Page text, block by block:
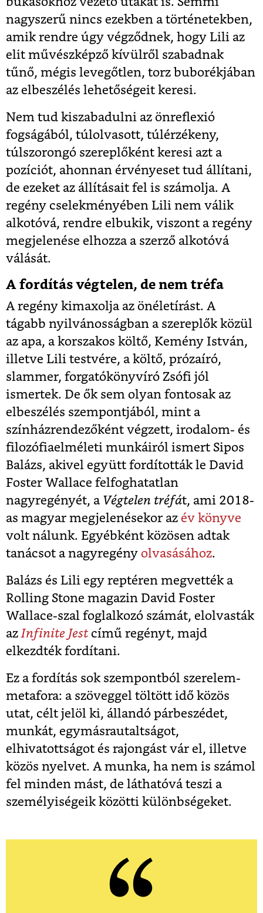
nagyszerű nincs ezekben a történetekben,
amik rendre úgy végződnek, hogy Lili az
elit művészképző kívülről szabadnak
tűnő, mégis levegőtlen, torz buborékjában
az elbeszélés lehetőségeit keresi.
Nem tud kiszabadulni az önreflexió
fogságából, túlolvasott, túlérzékeny,
túlszorongó szereplőként keresi azt a
pozíciót, ahonnan érvényeset tud állítani,
de ezeket az állításait fel is számolja. A
regény cselekményében Lili nem válik
alkotóvá, rendre elbukik, viszont a regény
megjelenése elhozza a szerző alkotóvá
válását.
A fordítás végtelen, de nem tréfa
A regény kimaxolja az önéletírást. A
tágabb nyilvánosságban a szereplők közül
az apa, a korszakos költő, Kemény István,
illetve Lili testvére, a költő, prózaíró,
slammer, forgatókönyvíró Zsófi jól
ismertek. De ők sem olyan fontosak az
elbeszélés szempontjából, mint a
színházrendezőként végzett, irodalom- és
filozófiaelméleti munkáiról ismert Sipos
Balázs, akivel együtt fordították le David
Foster Wallace felfoghatatlan
nagyregényét, a Végtelen tréfát, ami 2018-
as magyar megjelenésekor az év könyve
volt nálunk. Egyébként közösen adtak
tanácsot a nagyregény olvasásához.
Balázs és Lili egy reptéren megvették a
Rolling Stone magazin David Foster
Wallace-szal foglalkozó számát, elolvasták
azInfinite Jestcímű regényt, majd
elkezdték fordítani.
Ez a fordítás sok szempontból szerelem-
metafora: a szöveggel töltött idő közös
utat, célt jelöl ki, állandó párbeszédet,
munkát, egymásrautaltságot,
elhivatottságot és rajongást vár el, illetve
közös nyelvet. A munka, ha nem is számol
fel minden mást, de láthatóvá teszi a
személyiségeik közötti különbségeket.